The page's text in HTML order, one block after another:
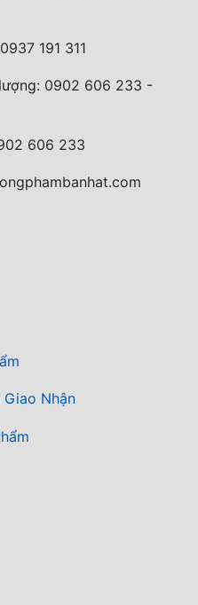
191 311
0902 606 233 -
606 233
Giao Nhận